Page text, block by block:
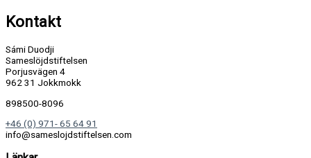
Kontakt
Sámi Duodji
Sameslöjdstiftelsen
Porjusvägen 4
962 31 Jokkmokk
898500-8096
+46 (0) 971- 65 64 91
info@sameslojdstiftelsen.com